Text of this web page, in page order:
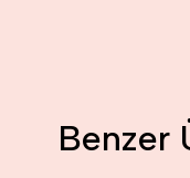
Benzer